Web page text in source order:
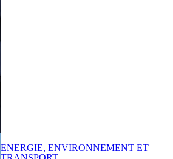
ENERGIE, ENVIRONNEMENT ET